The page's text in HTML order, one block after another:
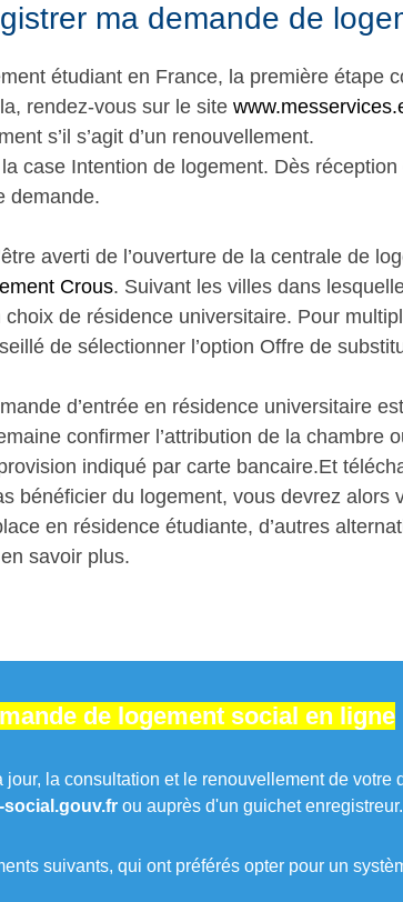
ma demande de
étudiant en France, la première étape
rendez-vous sur le site
s’il s’agit d’un renouvellement.
case Intention de logement. Dès
demande.
averti de l’ouverture de la centrale de
Crous. Suivant les villes dans
de résidence universitaire. Pour
de sélectionner l’option Offre de
d’entrée en résidence universitaire
confirmer l’attribution de la chambre
indiqué par carte bancaire.Et
bénéficier du logement, vous devrez alors
en résidence étudiante, d’autres
savoir plus.
de logement social en ligne
jour, la consultation et le renouvellement de
social.gouv.fr ou auprès d'un guichet enregistreur.
suivants, qui ont préférés opter pour un